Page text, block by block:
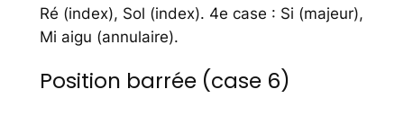
Ré (index), Sol (index). 4e case : Si (majeur),
Mi aigu (annulaire).
Position barrée (case 6)